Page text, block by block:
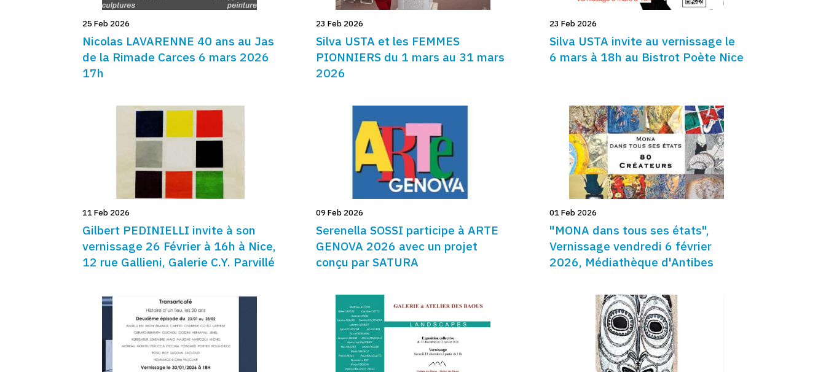
25 Feb 2026
Nicolas LAVARENNE 40 ans au Jas
de la Rimade Carces 6 mars 2026
17h
23 Feb 2026
Silva USTA et les FEMMES
PIONNIERS du 1 mars au 31 mars
2026
23 Feb 2026
Silva USTA invite au vernissage le
6 mars à 18h au Bistrot Poète Nice
11 Feb 2026
Gilbert PEDINIELLI invite à son
vernissage 26 Février à 16h à Nice,
12 rue Gallieni, Galerie C.Y. Parvillé
09 Feb 2026
Serenella SOSSI participe à ARTE
GENOVA 2026 avec un projet
conçu par SATURA
01 Feb 2026
"MONA dans tous ses états",
Vernissage vendredi 6 février
2026, Médiathèque d'Antibes